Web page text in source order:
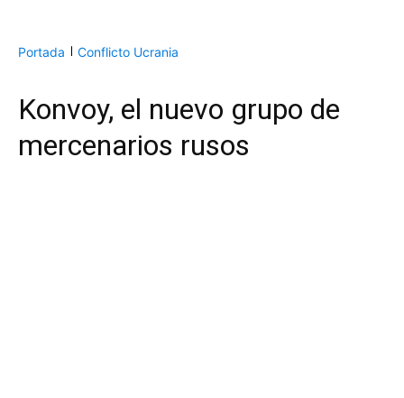
Portada Conflicto Ucrania
Konvoy, el nuevo grupo de
mercenarios rusos